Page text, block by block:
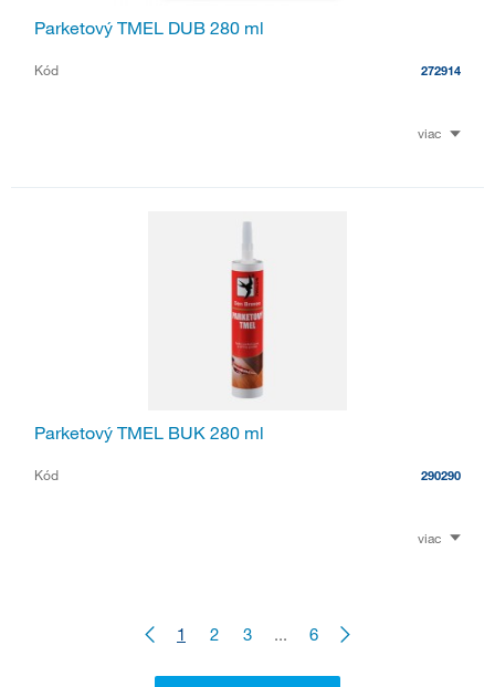
Parketový TMEL DUB 280 ml
Kód 272914
viac
Parketový TMEL BUK 280 ml
Kód 290290
viac
1 2 3 6